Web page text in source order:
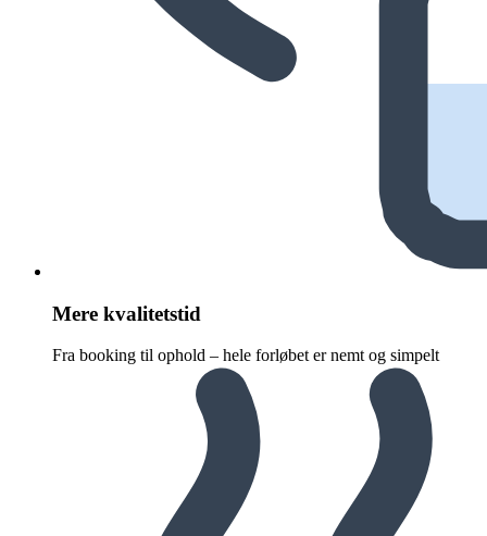
Mere kvalitetstid
Fra booking til ophold – hele forløbet er nemt og simpelt